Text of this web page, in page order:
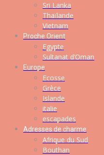
Sri Lanka
Thaïlande
Vietnam
Proche Orient
Egypte
Sultanat d’Oman
Europe
Ecosse
Grèce
Islande
italie
escapades
Adresses de charme
Afrique du Sud
Bouthan